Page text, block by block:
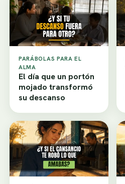
PARÁBOLAS PARA EL
ALMA
El día que un portón
mojado transformó
su descanso